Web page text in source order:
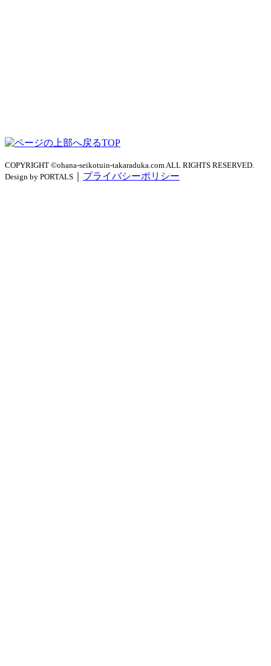
TOP
COPYRIGHT ©ohana-seikotuin-takaraduka.com ALL RIGHTS RESERVED.
Design by PORTALS
プライバシーポリシー